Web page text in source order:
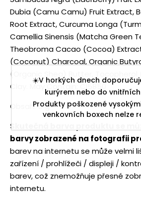
☀️V horkých dnech
kurýrem nebo do
Produkty poškozené
venkovních boxech nelze
Dubia (Camu Camu) Fruit Extract,
Root Extract, Curcuma Longa
Camellia Sinensis (Matcha Green
Theobroma Cacao (Cocoa)
(Coconut) Charcoal, Organic
(Organic Shea) Butter, Tocopherol
Clay. May Contain: CI5850
Obsah: 5 g
Skutečná barva produktu se
barvy zobrazené na fotografii
barev na internetu se může velmi
zařízení / prohlížeči / displeji /
barev, což znemožňuje přesné
internetu.